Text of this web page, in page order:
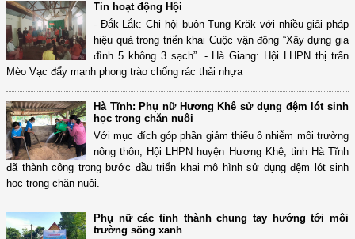
Tin hoạt động Hội
- Đắk Lắk: Chi hội buôn Tung Krăk với nhiều giải pháp
hiệu quả trong triển khai Cuộc vận động “Xây dựng gia
đình 5 không 3 sạch”. - Hà Giang: Hội LHPN thị trấn
Mèo Vạc đẩy mạnh phong trào chống rác thải nhựa
Hà Tĩnh: Phụ nữ Hương Khê sử dụng đệm lót sinh
học trong chăn nuôi
Với mục đích góp phần giảm thiểu ô nhiễm môi trường
nông thôn, Hội LHPN huyện Hương Khê, tỉnh Hà Tĩnh
đã thành công trong bước đầu triển khai mô hình sử dụng đệm lót sinh
học trong chăn nuôi.
Phụ nữ các tỉnh thành chung tay hướng tới môi
trường sống xanh